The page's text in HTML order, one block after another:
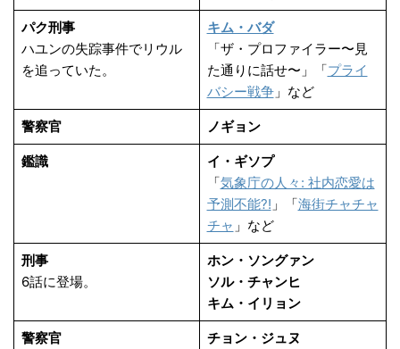
パク刑事
ハユンの失踪事件でリウル
を追っていた。
キム・バダ
「ザ・プロファイラー〜見
た通りに話せ〜」「プライ
バシー戦争」など
警察官 ノギョン
鑑識
イ・ギソプ
「気象庁の人々: 社内恋愛は
予測不能?! 」「海街チャチャ
チャ 」など
刑事
6話に登場。
ホン・ソングァン
ソル・チャンヒ
キム・イリョン
警察官
チョン・ジュヌ